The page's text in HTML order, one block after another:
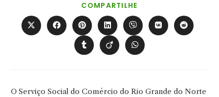
COMPARTILHE
ESTE
CONTEÚDO
Abre
em
Abre
em
Abre
em
uma
nova
janela
Abre
em
uma
nova
janela
Abre
em
uma
nova
janela
Abre
em
Abre
em
Abre
em
Abre
em
Abre
em
O Serviço Social do Comércio do Rio Grande do Norte